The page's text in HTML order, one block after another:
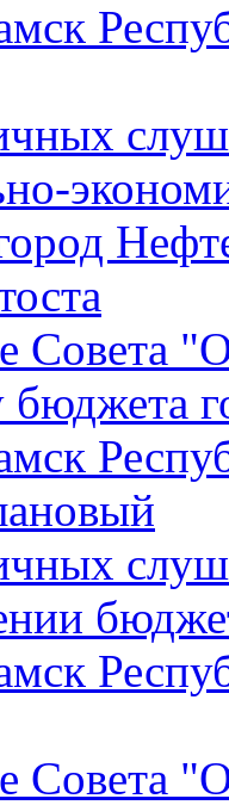
Совета
бюджета
Совета